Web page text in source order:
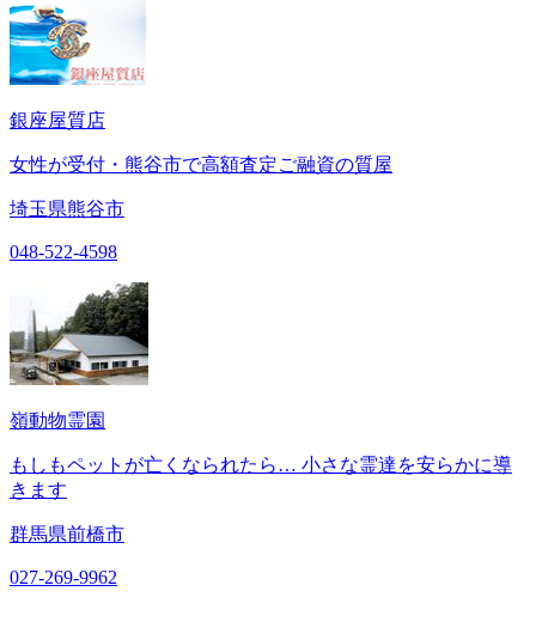
銀座屋質店
女性が受付・熊谷市で高額査定ご融資の質屋
埼玉県熊谷市
048-522-4598
嶺動物霊園
もしもペットが亡くなられたら… 小さな霊達を安らかに導
きます
群馬県前橋市
027-269-9962